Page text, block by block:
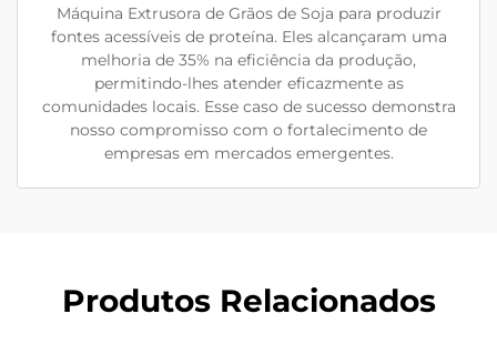
Máquina Extrusora de Grãos de Soja para produzir
fontes acessíveis de proteína. Eles alcançaram uma
melhoria de 35% na eficiência da produção,
permitindo-lhes atender eficazmente as
comunidades locais. Esse caso de sucesso demonstra
nosso compromisso com o fortalecimento de
empresas em mercados emergentes.
Produtos Relacionados